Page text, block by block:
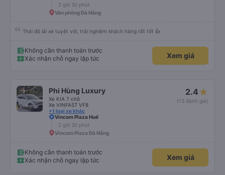
2 giờ 30 phút
Văn phòng Đà Nẵng
Thái độ lái xe tuyệt vời, trải nghiệm khách hàng rất tốt 👍
Không cần thanh toán trước
Xác nhận chỗ ngay lập tức
Xem giá
Phi Hùng Luxury
Xe KIA 7 chỗ
Xe VINFAST VF8
+1 loại xe khác
2.4
(13 đánh giá)
Vincom Plaza Huế
2 giờ 30 phút
Vincom Plaza Đà Nẵng
Không cần thanh toán trước
Xác nhận chỗ ngay lập tức
Xem giá